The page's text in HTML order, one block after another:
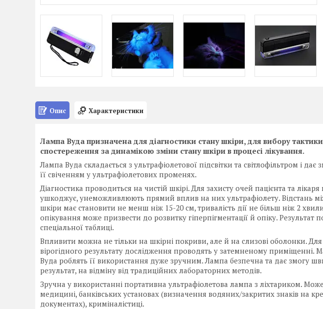
Опис Характеристики
Лампа Вуда призначена для діагностики стану шкіри, для вибору
спостереження за динамікою зміни стану шкіри в процесі лікування.
Лампа Вуда складається з ультрафіолетової підсвітки та світлофільтром і
її свіченням у ультрафіолетових променях.
Діагностика проводиться на чистій шкірі. Для захисту очей пацієнта та
ушкоджує, унеможливлюють прямий вплив на них ультрафіолету. Відстань
шкіри має становити не менш ніж 15-20 см, тривалість дії не більш ніж 2
опікування може призвести до розвитку гіперпігментації й опіку. Результат
спеціальної таблиці.
Впливити можна не тільки на шкірні покриви, але й на слизові оболонки.
вірогідного результату дослідження проводять у затемненому приміщенні.
Вуда роблять її використання дуже зручним. Лампа безпечна та дає змогу
результат, на відміну від традиційних лабораторних методів.
Зручна у використанні портативна ультрафіолетова лампа з ліхтариком.
медицині, банківських установах (визначення водяних/закритих знаків на
документах), криміналістиці.